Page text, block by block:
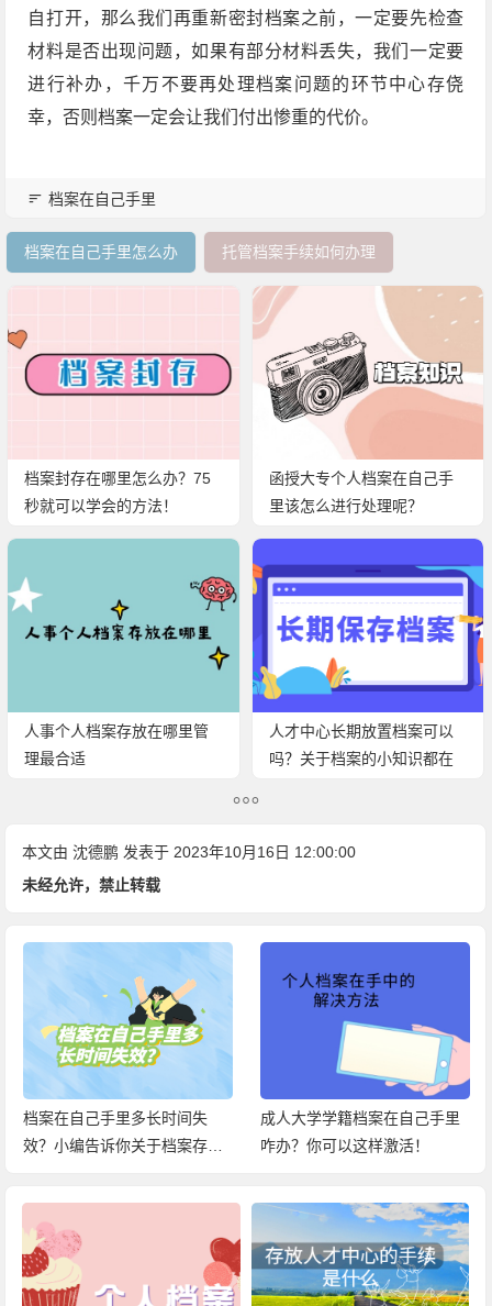
自打开，那么我们再重新密封档案之前，一定要先检查
材料是否出现问题，如果有部分材料丢失，我们一定要
进行补办，千万不要再处理档案问题的环节中心存侥
幸，否则档案一定会让我们付出惨重的代价。
档案在自己手里
档案在自己手里怎么办 托管档案手续如何办理
档案封存在哪里怎么办？75
秒就可以学会的方法！
函授大专个人档案在自己手
里该怎么进行处理呢？
人事个人档案存放在哪里管
理最合适
人才中心长期放置档案可以
吗？关于档案的小知识都在
本文由沈德鹏 发表于 2023年10月16日 12:00:00
未经允许，禁止转载
档案在自己手里多长时间失
效？小编告诉你关于档案存放
成人大学学籍档案在自己手里
咋办？你可以这样激活！